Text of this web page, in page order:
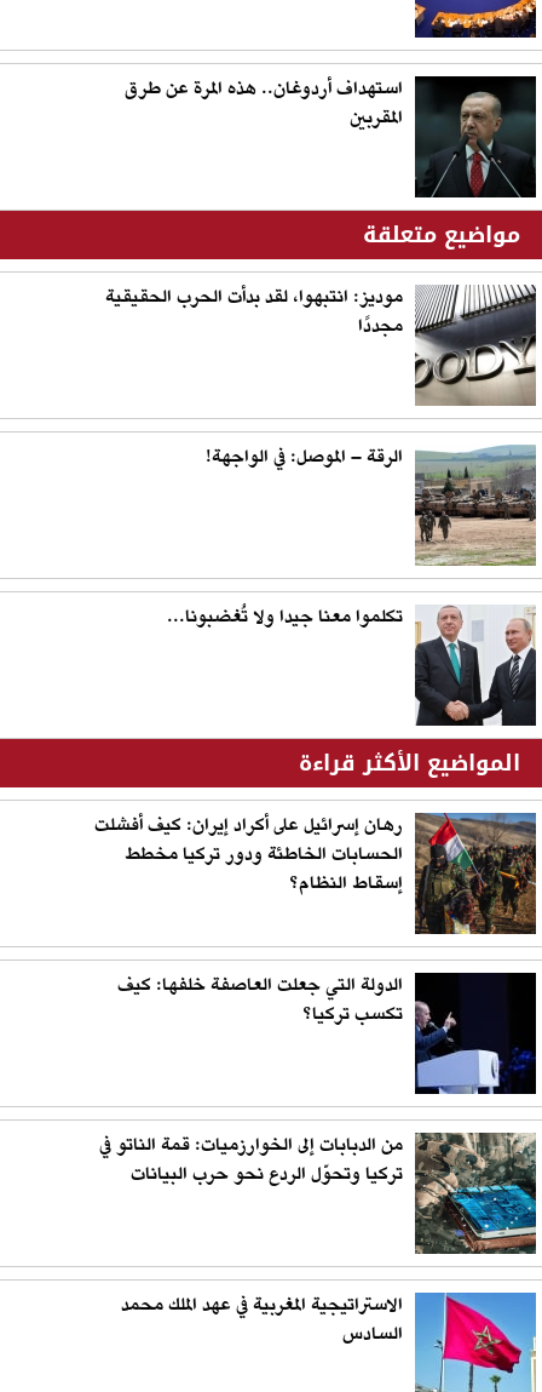
استهداف أردوغان.. هذه المرة عن طرق
المقربين
مواضيع متعلقة
موديز: انتبهوا، لقد بدأت الحرب الحقيقية
مجددًا
الرقة – الموصل: في الواجهة!
تكلموا معنا جيدا ولا تُغضبونا...
المواضيع الأكثر قراءة
رهان إسرائيل على أكراد إيران: كيف أفشلت
الحسابات الخاطئة ودور تركيا مخطط
إسقاط النظام؟
الدولة التي جعلت العاصفة خلفها: كيف
تكسب تركيا؟
من الدبابات إلى الخوارزميات: قمة الناتو في
تركيا وتحوّل الردع نحو حرب البيانات
الاستراتيجية المغربية في عهد الملك محمد
السادس